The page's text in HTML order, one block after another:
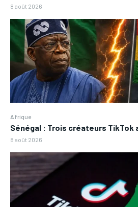
8 août 2026
Afrique
Sénégal : Trois créateurs
8 août 2026